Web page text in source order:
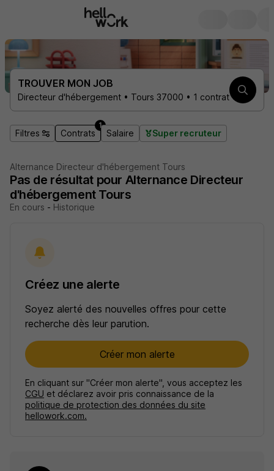
TROUVER MON JOB
Directeur d'hébergement • Tours 37000 • 1 contrat
Filtres Contrats
1
Salaire Super recruteur
Alternance Directeur d'hébergement Tours
Pas de résultat pour Alternance Directeur
d'hébergement Tours
En cours - Historique
Créez une alerte
Soyez alerté des nouvelles offres pour cette
recherche dès leur parution.
Créer mon alerte
En cliquant sur "Créer mon alerte", vous acceptez les
CGU et déclarez avoir pris connaissance de la
politique de protection des données du site
hellowork.com.